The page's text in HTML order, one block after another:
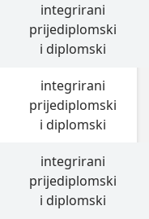
integrirani
prijediplomski
i diplomski
integrirani
prijediplomski
i diplomski
integrirani
prijediplomski
i diplomski